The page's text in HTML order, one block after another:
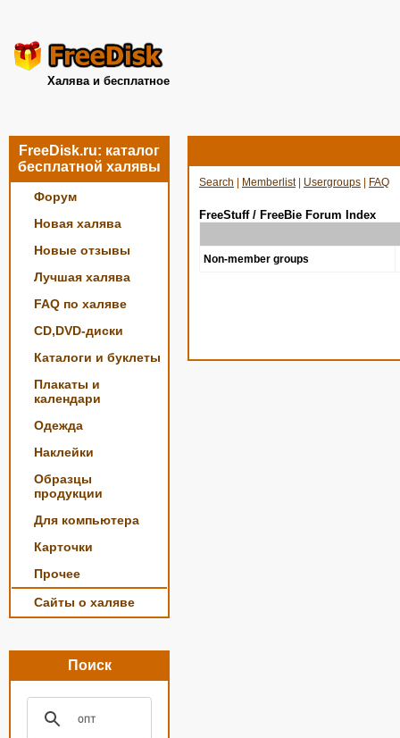
Халява и бесплатное
FreeDisk.ru: каталог
бесплатной халявы
Форум
Новая халява
Новые отзывы
Лучшая халява
FAQ по халяве
CD,DVD-диски
Каталоги и буклеты
Плакаты и
календари
Одежда
Наклейки
Образцы
продукции
Для компьютера
Карточки
Прочее
Сайты о халяве
Поиск
Search Memberlist| Usergroups FAQ
FreeStuff / FreeBie Forum Index
Non-member groups